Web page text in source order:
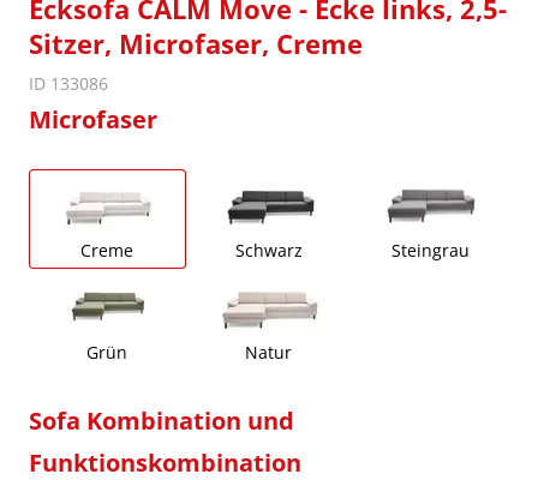
Ecksofa CALM Move - Ecke links, 2,5-
Sitzer, Microfaser, Creme
ID 133086
Microfaser
Creme Schwarz Steingrau
Grün Natur
Sofa Kombination und
Funktionskombination